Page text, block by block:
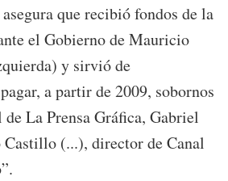
que recibió fondos de la
el Gobierno de Mauricio
y sirvió de
a partir de 2009, sobornos
La Prensa Gráfica, Gabriel
(...), director de Canal